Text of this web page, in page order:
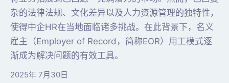
杂的法律法规、文化差异以及人力资源管理的独特性，
使得中企HR在当地面临诸多挑战。在此背景下，名义
雇主（Employer of Record，简称EOR）用工模式逐
渐成为解决问题的有效工具。
2025年 7月30日